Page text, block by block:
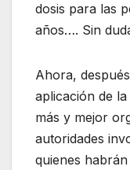
dosis para las
años…. Sin
Ahora,
aplicación de
más y mejor
autoridades
quienes